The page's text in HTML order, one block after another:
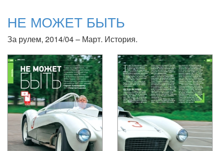
НЕ МОЖЕТ БЫТЬ
За рулем, 2014/04 – Март. История.